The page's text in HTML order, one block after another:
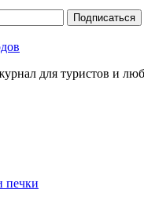
Подписаться
для туристов и
печки